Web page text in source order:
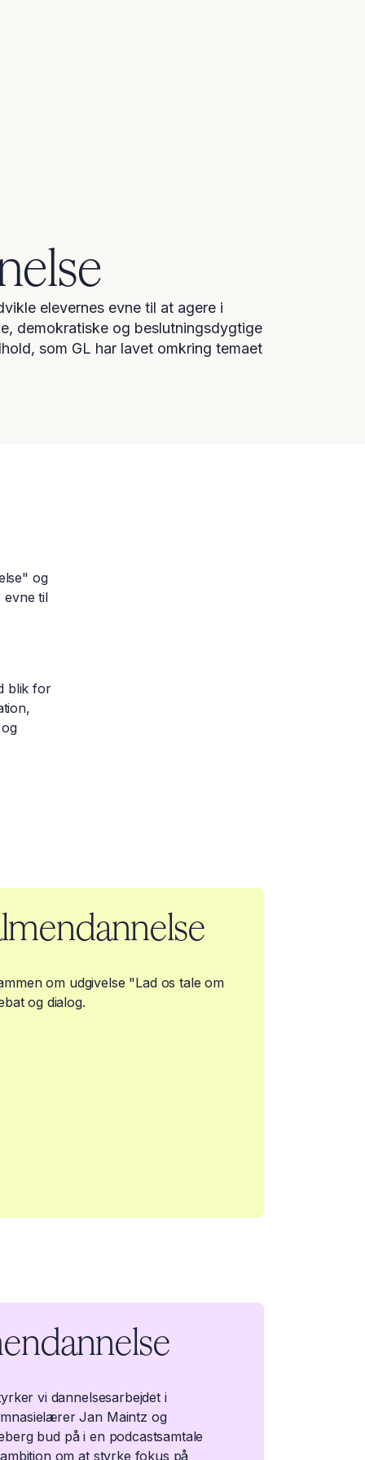
elevernes evne til at agere i
demokratiske og beslutningsdygtige
som GL har lavet omkring temaet
og
evne til
blik for
om udgivelse "Lad os tale om
og dialog.
vi dannelsesarbejdet i
Jan Maintz og
bud på i en podcastsamtale
om at styrke fokus på